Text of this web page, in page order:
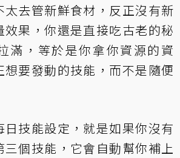
太去管新鮮食材，反正沒有新
效果，你還是直接吃古老的秘
滿，等於是你拿你資源的資
要發動的技能，而不是隨便
日技能設定，就是如果你沒有
個技能，它會自動幫你補上